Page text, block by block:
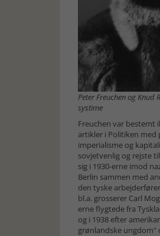
Peter Freuchen og Knud
systime
Freuchen var bestemt
artikler i Politiken med
imperialisme og
sovjetvenlig og rejste
sig i 1930-erne imod
Berlin sammen med
den tyske
bl.a. grosserer Carl
erne flygtede fra
og i 1938 efter
grønlandske ungdom"